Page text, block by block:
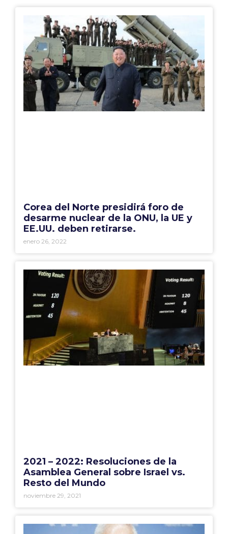
Corea del Norte presidirá foro de
desarme nuclear de la ONU, la UE y
EE.UU. deben retirarse.
enero 26, 2022
2021 – 2022: Resoluciones de la
Asamblea General sobre Israel vs.
Resto del Mundo
noviembre 29, 2021